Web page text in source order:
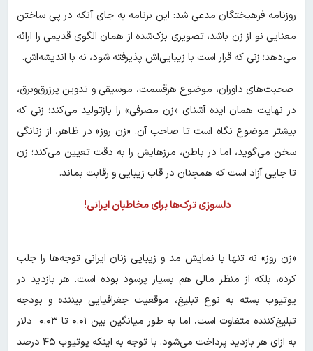
روزنامه فرهیختگان مدعی شد: این برنامه به جای آنکه در پی ساختن
معنایی نو از زن باشد، تصویری بزک‌شده از همان الگوی قدیمی را ارائه
می‌دهد؛ زنی که قرار است با زیبایی‌اش پذیرفته شود، نه با اندیشه‌اش.
صحبت‌های داوران، موضوع هرقسمت، موسیقی و تدوین پرزرق‌وبرق،
در نهایت همان ایده‌ آشنای «زن مصرفی» را بازتولید می‌کند؛ زنی که
بیشتر موضوع نگاه است تا صاحب آن. «زن روز» در ظاهر، از زنانگی
سخن می‌گوید، اما در باطن، مرزهایش را به دقت تعیین می‌کند؛ زن
تا جایی آزاد است که همچنان در قاب زیبایی و رقابت بماند.
دلسوزی ترک‌ها برای مخاطبان ایرانی!
«زن روز» نه تنها با نمایش مد و زیبایی زنان ایرانی توجه‌ها را جلب
کرده، بلکه از منظر مالی هم بسیار پرسود بوده است. هر بازدید در
یوتیوب بسته به نوع تبلیغ، موقعیت جغرافیایی بیننده و بودجه
تبلیغ‌کننده متفاوت است، اما به طور میانگین بین ۰.۰۱ تا ۰.۰۳ دلار
به ازای هر بازدید پرداخت می‌شود. با توجه به اینکه یوتیوب ۴۵ درصد